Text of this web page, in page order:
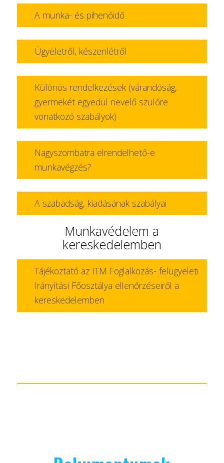
A munka- és pihenőidő
Ügyeletről, készenlétről
Különös rendelkezések (várandóság,
gyermekét egyedül nevelő szülőre
vonatkozó szabályok)
Nagyszombatra elrendelhető-e
munkavégzés?
A szabadság, kiadásának szabályai
Munkavédelem a
kereskedelemben
Tájékoztató az ITM Foglalkozás- felügyeleti
Irányítási Főosztálya ellenőrzéseiről a
kereskedelemben